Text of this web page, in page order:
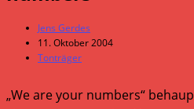
Beitrags-
Autor:
Jens Gerdes
Beitrag
veröffentlicht:
11. Oktober 2004
Beitrags-
Tonträger
„We are your numbers“